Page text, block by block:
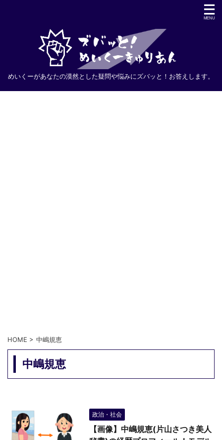
めいくーがあなたの漠然とした疑問や悩みにズバッと！お答えします。
HOME > 中嶋規恵
中嶋規恵
政治・社会
【画像】中嶋規恵(片山さつき美人